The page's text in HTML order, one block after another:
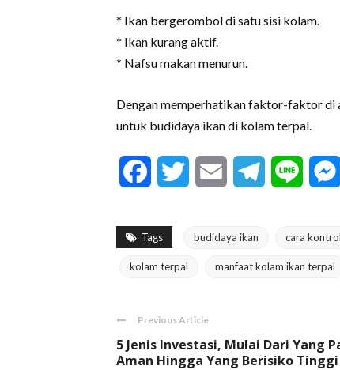
* Ikan bergerombol di satu sisi kolam.
* Ikan kurang aktif.
* Nafsu makan menurun.
Dengan memperhatikan faktor-faktor di
untuk budidaya ikan di kolam terpal.
FacebookTwitter Email Telegram
Line
Tags budidaya ikan cara
kolam terpal manfaat kolam ikan terpal
Previous Article
5 Jenis Investasi, Mulai Dari Yang
Aman Hingga Yang Berisiko Tinggi